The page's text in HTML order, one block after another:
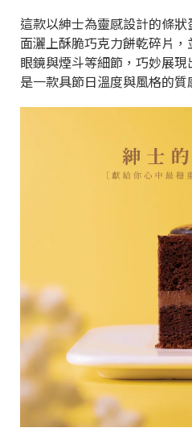
這款以紳士為靈感設計的條
面灑上酥脆巧克力餅乾碎片，
眼鏡與煙斗等細節，巧妙展現
是一款具節日溫度與風格的質